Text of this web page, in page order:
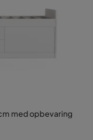
med opbevaring